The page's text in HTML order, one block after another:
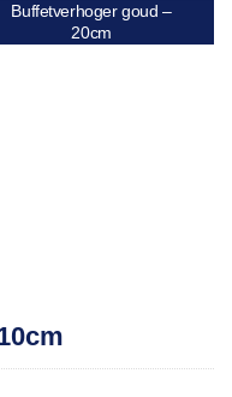
Buffetverhoger goud –
20cm